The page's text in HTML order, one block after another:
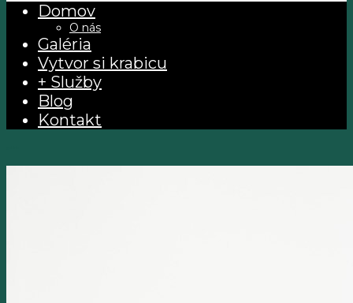
Domov
O nás
Galéria
Vytvor si krabicu
+ Služby
Blog
Kontakt